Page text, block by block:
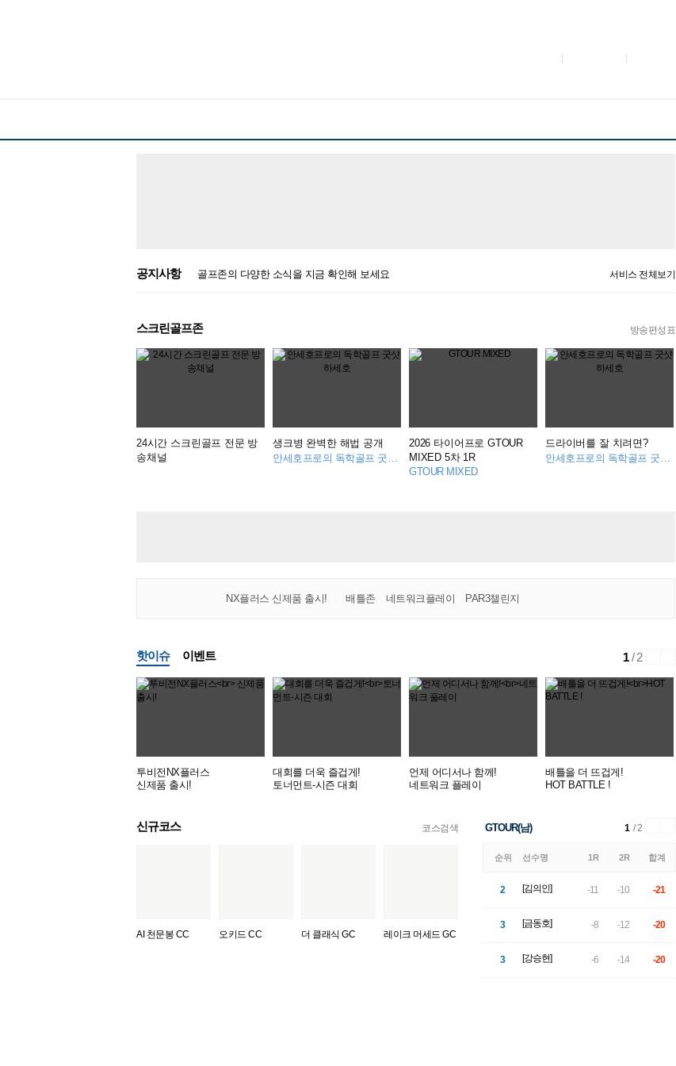
공지사항 골프존의 다양한 소식을 지금 확인해 보세요 서비스 전체보기
스크린골프존 방송편성표
24시간 스크린골프 전문 방
송채널
생크병 완벽한 해법 공개
안세호프로의 독학골프 굿샷하세호
2026 타이어프로 GTOUR
MIXED 5차 1R
GTOUR MIXED
드라이버를 잘 치려면?
안세호프로의 독학골프 굿샷하세호
NX플러스 신제품 출시! 배틀존 네트워크플레이 PAR3챌린지
핫이슈 이벤트 1 / 2
투비전NX플러스
신제품 출시!
대회를 더욱 즐겁게!
토너먼트-시즌 대회
언제 어디서나 함께!
네트워크 플레이
배틀을 더 뜨겁게!
HOT BATTLE !
신규코스 코스검색
AI 천문봉 CC 오키드 CC 더 클래식 GC 레이크 머세드 GC
GTOUR(남) 1 / 2
순위 선수명 1R 2R 합계
2 [김의인] -11 -10 -21
3 [금동호] -8 -12 -20
3 [강승현] -6 -14 -20